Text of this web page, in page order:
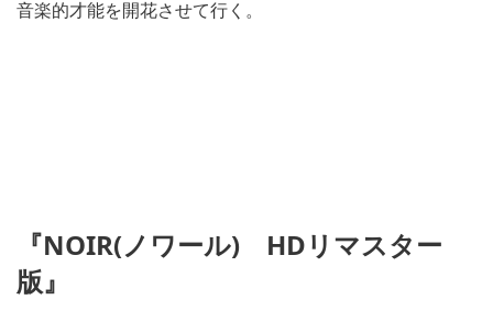
音楽的才能を開花させて行く。
『NOIR(ノワール) HDリマスター
版』